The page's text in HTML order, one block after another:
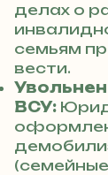
делах о
семьям
вести.
ВСУ:
(семейные